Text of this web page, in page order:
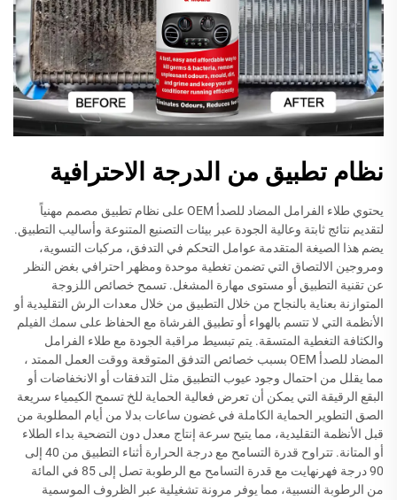
نظام تطبيق من الدرجة الاحترافية
يحتوي طلاء الفرامل المضاد للصدأ OEM على نظام تطبيق مصمم مهنياً
لتقديم نتائج ثابتة وعالية الجودة عبر بيئات التصنيع المتنوعة وأساليب التطبيق.
يضم هذا الصيغة المتقدمة عوامل التحكم في التدفق، مركبات التسوية،
ومروجين الالتصاق التي تضمن تغطية موحدة ومظهر احترافي بغض النظر
عن تقنية التطبيق أو مستوى مهارة المشغل. تسمح خصائص اللزوجة
المتوازنة بعناية بالنجاح من خلال التطبيق من خلال معدات الرش التقليدية أو
الأنظمة التي لا تتسم بالهواء أو تطبيق الفرشاة مع الحفاظ على سمك الفيلم
والكثافة التغطية المتسقة. يتم تبسيط مراقبة الجودة مع طلاء الفرامل
المضاد للصدأ OEM بسبب خصائص التدفق المتوقعة ووقت العمل الممتد ،
مما يقلل من احتمال وجود عيوب التطبيق مثل التدفقات أو الانخفاضات أو
البقع الرقيقة التي يمكن أن تعرض فعالية الحماية للخ تسمح الكيمياء سريعة
الصق التطوير الحماية الكاملة في غضون ساعات بدلا من أيام المطلوبة من
قبل الأنظمة التقليدية، مما يتيح سرعة إنتاج معدل دون التضحية بداء الطلاء
أو المتانة. تتراوح قدرة التسامح مع درجة الحرارة أثناء التطبيق من 40 إلى
90 درجة فهرنهايت مع قدرة التسامح مع الرطوبة تصل إلى 85 في المائة
من الرطوبة النسبية، مما يوفر مرونة تشغيلية عبر الظروف الموسمية